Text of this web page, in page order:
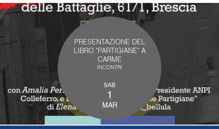
PRESENTAZIONE DEL
LIBRO "PARTIGIANE" A
CARME
INCONTRI
SAB
1
MAR